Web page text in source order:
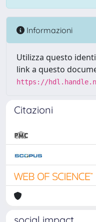
Informazioni
Utilizza questo
link a questo
https://
Citazioni